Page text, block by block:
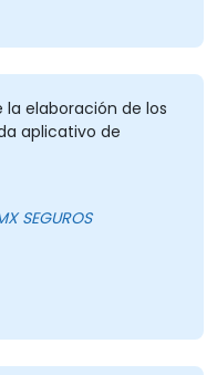
elaboración de los
aplicativo de
Trujillo - GMX SEGUROS